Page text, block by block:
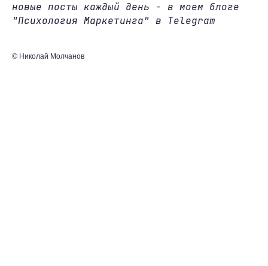
новые посты каждый день - в моем блоге
"Психология Маркетинга" в Telegram
© Николай Молчанов